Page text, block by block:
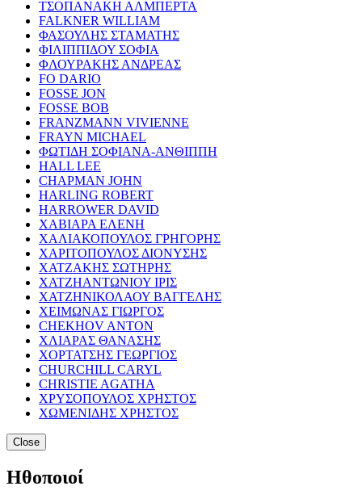
ΤΣΟΠΑΝΑΚΗ ΑΛΜΠΕΡΤΑ
FALKNER WILLIAM
ΦΑΣΟΥΛΗΣ ΣΤΑΜΑΤΗΣ
ΦΙΛΙΠΠΙΔΟΥ ΣΟΦΙΑ
ΦΛΟΥΡΑΚΗΣ ΑΝΔΡΕΑΣ
FO DARIO
FOSSE JON
FOSSE BOB
FRANZMANN VIVIENNE
FRAYN MICHAEL
ΦΩΤΙΔΗ ΣΟΦΙΑΝΑ-ΑΝΘΙΠΠΗ
HALL LEE
CHAPMAN JOHN
HARLING ROBERT
HARROWER DAVID
ΧΑΒΙΑΡΑ ΕΛΕΝΗ
ΧΑΛΙΑΚΟΠΟΥΛΟΣ ΓΡΗΓΟΡΗΣ
ΧΑΡΙΤΟΠΟΥΛΟΣ ΔΙΟΝΥΣΗΣ
ΧΑΤΖΑΚΗΣ ΣΩΤΗΡΗΣ
ΧΑΤΖΗΑΝΤΩΝΙΟΥ ΙΡΙΣ
ΧΑΤΖΗΝΙΚΟΛΑΟΥ ΒΑΓΓΕΛΗΣ
ΧΕΙΜΩΝΑΣ ΓΙΩΡΓΟΣ
CHEKHOV ANTON
ΧΛΙΑΡΑΣ ΘΑΝΑΣΗΣ
ΧΟΡΤΑΤΣΗΣ ΓΕΩΡΓΙΟΣ
CHURCHILL CARYL
CHRISTIE AGATHA
ΧΡΥΣΟΠΟΥΛΟΣ ΧΡΗΣΤΟΣ
ΧΩΜΕΝΙΔΗΣ ΧΡΗΣΤΟΣ
Close
Ηθοποιοί